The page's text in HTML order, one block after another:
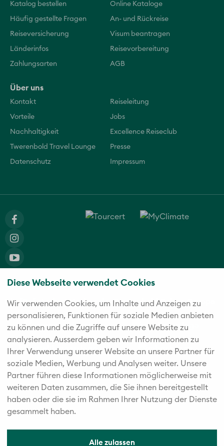
Diese Webseite verwendet Cookies
Wir verwenden Cookies, um Inhalte und Anzeigen zu
personalisieren, Funktionen für soziale Medien anbieten
zu können und die Zugriffe auf unsere Website zu
analysieren. Außerdem geben wir Informationen zu
Ihrer Verwendung unserer Website an unsere Partner für
soziale Medien, Werbung und Analysen weiter. Unsere
Partner führen diese Informationen möglicherweise mit
weiteren Daten zusammen, die Sie ihnen bereitgestellt
haben oder die sie im Rahmen Ihrer Nutzung der Dienste
gesammelt haben.
Alle zulassen
Katalog bestellen Online Kataloge
Häufig gestellte Fragen An- und Rückreise
Reiseversicherung Visum beantragen
Länderinfos Reisevorbereitung
Zahlungsarten AGB
Über uns
Kontakt Reiseleitung
Vorteile Jobs
Nachhaltigkeit Excellence Reiseclub
Twerenbold Travel Lounge Presse
Datenschutz Impressum
Die fünf starken Marken der Twerenbold Reisen Gruppe